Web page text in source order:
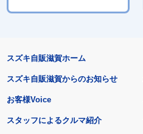
スズキ自販滋賀ホーム
スズキ自販滋賀からのお知らせ
お客様Voice
スタッフによるクルマ紹介